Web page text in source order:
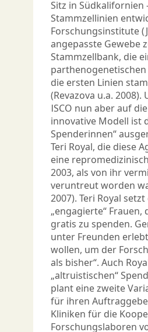
Sitz in
Stammzellinien
Forschungsinstitute
angepass­te Gewebe
Stammzellbank, die
parthenogenetischen
die ersten Linien
(Revazova u.a.
ISCO nun aber auf
innovative Modell ist
Spenderinnen“
Teri Royal, die diese
eine
2003, als von ihr
veruntreut worden
2007). Teri Royal
„engagierte“
gratis zu spenden.
unter Freunden
wollen, um der
als bisher“. Auch
„altruistischen“
plant eine zweite
für ihren
Kliniken für die
Forschungslaboren